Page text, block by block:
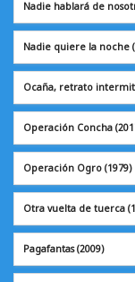
Nadie hablará de
Nadie quiere la noche
Ocaña, retrato
Operación Concha
Operación Ogro (1979)
Otra vuelta de tuerca
Pagafantas(2009)